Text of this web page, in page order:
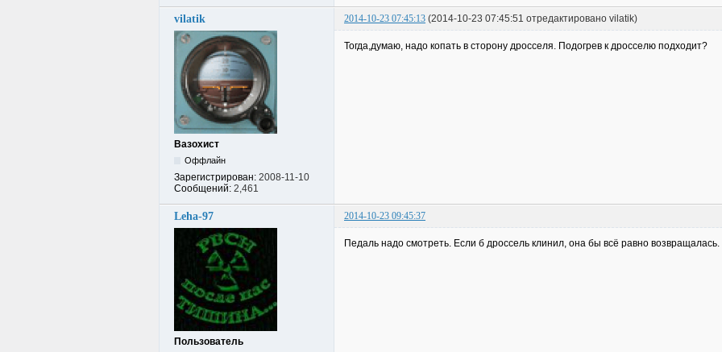
vilatik 2014-10-23 07:45:13 (2014-10-23 07:45:51 отредактировано vilatik)
Вазохист
Оффлайн
Зарегистрирован: 2008-11-10
Сообщений: 2,461
Тогда,думаю, надо копать в сторону дросселя. Подогрев к дросселю подходит?
Leha-97 2014-10-23 09:45:37
Пользователь
Педаль надо смотреть. Если б дроссель клинил, она бы всё равно возвращалась.